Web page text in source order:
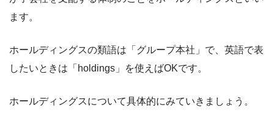
ます。
ホールディングスの類語は「グループ本社」で、英語で表
したいときは「holdings」を使えばOKです。
ホールディングスについて具体的にみていきましょう。